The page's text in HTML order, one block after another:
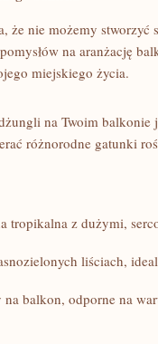
nie możemy stworzyć
na aranżację
miejskiego życia.
na ⁤Twoim
różnorodne gatunki
tropikalna z dużymi,
liściach,‍
​balkon, odporne na